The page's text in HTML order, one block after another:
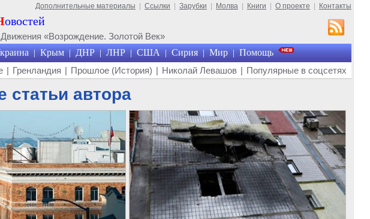
Дополнительные материалы Ссылки Зарубки Молва Книги О проекте Контакты
овостей
«Возрождение. Золотой Век»
| Крым | ДНР | ЛНР | США | Сирия | Мир | Помощь
| Гренландия | Прошлое (История) | Николай Левашов | Популярные в соцсетях
статьи автора